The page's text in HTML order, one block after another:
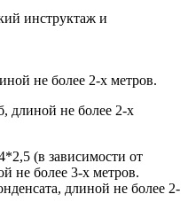
инструктаж и
не более 2-х метров.
длиной не более 2-х
(в зависимости от
не более 3-х метров.
длиной не более 2-